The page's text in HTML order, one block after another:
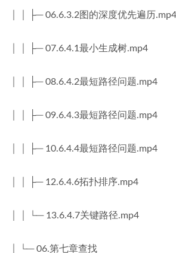
│ │ ├─ 06.6.3.2图的深度优先遍历.mp4
│ │ ├─ 07.6.4.1最小生成树.mp4
│ │ ├─ 08.6.4.2最短路径问题.mp4
│ │ ├─ 09.6.4.3最短路径问题.mp4
│ │ ├─ 10.6.4.4最短路径问题.mp4
│ │ ├─ 12.6.4.6拓扑排序.mp4
│ │ └─ 13.6.4.7关键路径.mp4
│ └─ 06.第七章查找